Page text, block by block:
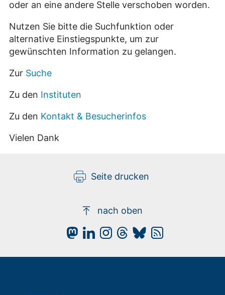
oder an eine andere Stelle verschoben worden.
Nutzen Sie bitte die Suchfunktion oder
alternative Einstiegspunkte, um zur
gewünschten Information zu gelangen.
Zur Suche
Zu den Instituten
Zu den Kontakt & Besucherinfos
Vielen Dank
Seite drucken
nach oben